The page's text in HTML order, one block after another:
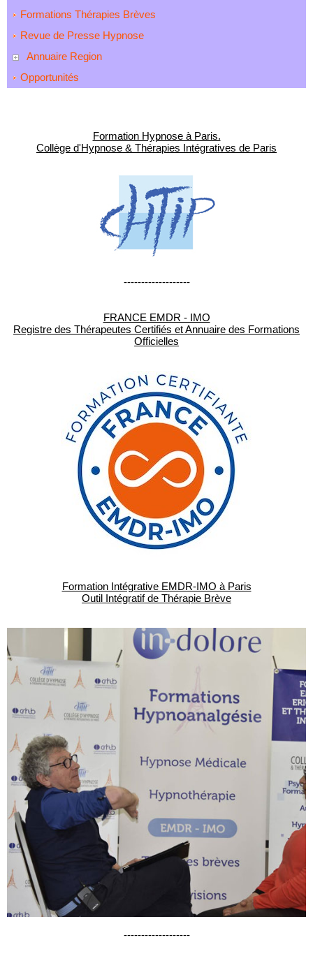
Formations Thérapies Brèves
Revue de Presse Hypnose
Annuaire Region
Opportunités
Formation Hypnose à Paris.
Collège d'Hypnose & Thérapies Intégratives de Paris
-------------------
FRANCE EMDR - IMO
Registre des Thérapeutes Certifiés et Annuaire des Formations
Officielles
Formation Intégrative EMDR-IMO à Paris
Outil Intégratif de Thérapie Brève
-------------------